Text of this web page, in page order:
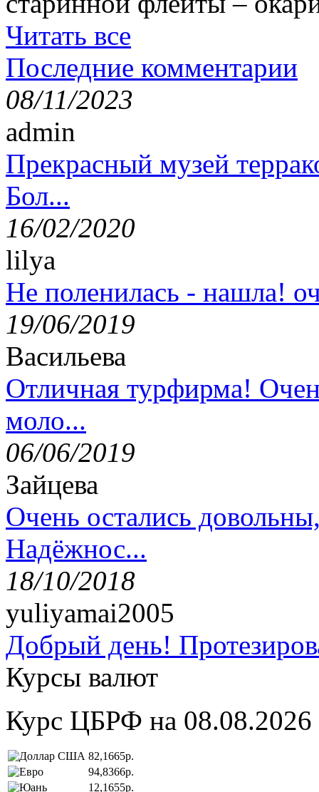
Читать все
Последние комментарии
08/11/2023
admin
Прекрасный музей
Бол...
16/02/2020
lilya
Не поленилась - нашла!
19/06/2019
Васильева
Отличная турфирма!
моло...
06/06/2019
Зайцева
Очень остались
Надёжнос...
18/10/2018
yuliyamai2005
Добрый день!
Курсы валют
Курс ЦБРФ на 08.08.2026
82,1665р.
94,8366р.
12,1655р.